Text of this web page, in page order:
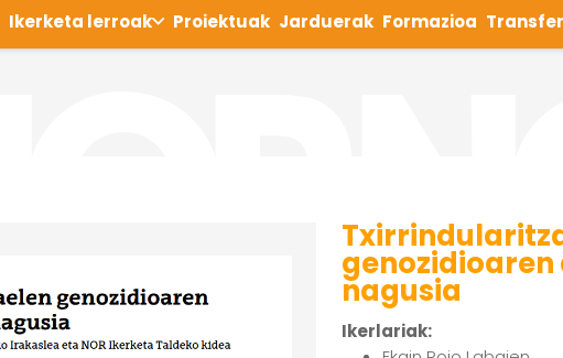
Ikerketa lerroak Proiektuak Jarduerak Formazioa
nagusia
Ikerlariak: